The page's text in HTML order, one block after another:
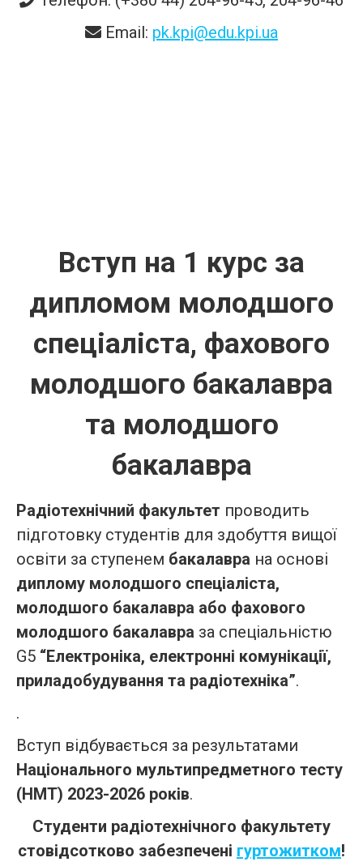
Email: pk.kpi@edu.kpi.ua
Вступ на 1 курс за
дипломом молодшого
спеціаліста, фахового
молодшого бакалавра
та молодшого
бакалавра
Радіотехнічний факультет проводить
підготовку студентів для здобуття вищої
освіти за ступенем бакалавра на основі
диплому молодшого спеціаліста,
молодшого бакалавра або фахового
молодшого бакалавра за спеціальністю
G5 “Електроніка, електронні комунікації,
приладобудування та радіотехніка”.
.
Вступ відбувається за результатами
Національного мультипредметного тесту
(НМТ) 2023-2026 років.
Студенти радіотехнічного факультету
стовідсотково забезпечені гуртожитком!